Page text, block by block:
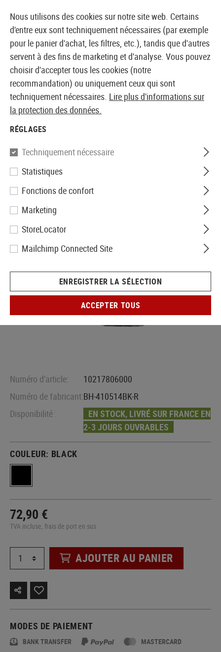
BOUTIQUE ET GROSSISTE EUROPÉEN AIRSOFT
Accueil Equipments Holsters Holsters de ceinture
Blackhawk
CQC SERPA Holster für USP /
P8
Numéro d'article:
10217806000
Numéro de fabricant:BH-410514BK-R
Disponibilité :
EN STOCK, LIVRÉ SUR FRANCE EN
2-3 JOURS OUVRABLES
COULEUR: BLACK
72,90 €
TVA incluse, frais de port en sus
AJOUTER AU PANIER
MODES DE PAIEMENT
BANK TRANSFER MASTERCARD
Nous utilisons des cookies sur notre site web. Certains
d'entre eux sont techniquement nécessaires (par exemple
pour le panier d'achat, les filtres, etc.), tandis que d'autres
servent à des fins de marketing et d'analyse. Vous pouvez
choisir d'accepter tous les cookies (notre
recommandation) ou uniquement ceux qui sont
techniquement nécessaires. Lire plus d'informations sur
la protection des données.
RÉGLAGES
Techniquement nécessaire
Statistiques
Fonctions de confort
Marketing
StoreLocator
Mailchimp Connected Site
ENREGISTRER LA SÉLECTION
ACCEPTER TOUS